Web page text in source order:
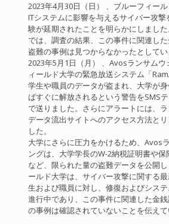
2023年4月30日（日） 、ブルーフィー
ITシステムに影響を与えるサイバー攻
験が延期されたことを明らかにしまし
では、調査の結果、この事件に関連し
盗難の事例は見つからなかったとしてい
2023年5月1日（月） 、Avosランサムウ
ィールド大学の緊急放送システム「
学生や職員のデータが盗まれ、大学が
ばすぐに解放されるという警告をSMS
で送りました。さらにアラートには、
データ流出サイトへのアクセス方法と
した。
大学にさらに圧力をかけるため、Avos
ングは、大学学長のW-2納税証明書や
など、限られた量の盗難データを公開
ールド大学は、サイバー攻撃に関する
生および職員に対し、修復およびシス
進行中であり、この事件に関連した金
の事例は確認されていないことを伝えて